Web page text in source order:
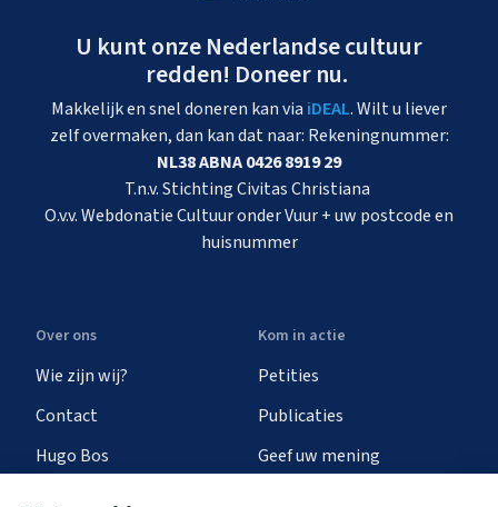
U kunt onze Nederlandse cultuur
redden! Doneer nu.
Makkelijk en snel doneren kan via iDEAL. Wilt u liever
zelf overmaken, dan kan dat naar: Rekeningnummer:
NL38 ABNA 0426 8919 29
T.n.v. Stichting Civitas Christiana
O.v.v. Webdonatie Cultuur onder Vuur + uw postcode en
huisnummer
Over ons
Wie zijn wij?
Contact
Hugo Bos
Kom in actie
Petities
Publicaties
Geef uw mening